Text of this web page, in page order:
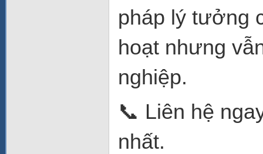
pháp lý tưởng
hoạt nhưng
nghiệp.
📞 Liên hệ
nhất.